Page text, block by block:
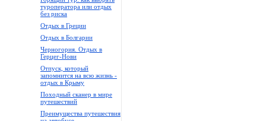
туроператора или отдых
без риска
Отдых в Греции
Отдых в Болгарии
Черногория. Отдых в
Герцег-Нови
Отпуск, который
запомнится на всю жизнь -
отдых в Крыму
Походный сканер в мире
путешествий
Преимущества путешествия